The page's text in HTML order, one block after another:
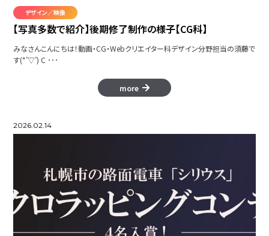
Hoppin' Froppy
Batala Trejnado
モーション集
デザイン／映像
【写真多数で紹介】後期修了制作の様子【CG科】
みなさんこんにちは！動画・CG・Webクリエイター科デザイン分野担当の須藤で
す(*’▽’) C ･･･
more
2026.02.14